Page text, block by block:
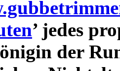
’ jedes
der